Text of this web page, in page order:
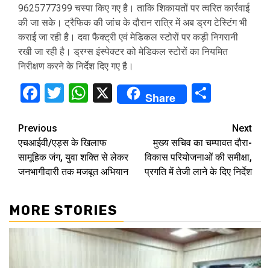
9625777399 चस्पा किए गए है। ताकि शिकायतों पर त्वरित कार्रवाई
की जा सके। ट्रैफिक की जांच के दौरान रात्रि में अब ड्रग टेस्टिंग भी
कराई जा रही है। दवा फैक्ट्री एवं मेडिकल स्टोरों पर कड़ी निगरानी
रखी जा रही है। ड्रग्स इंस्पेक्टर को मेडिकल स्टोरों का नियमित
निरीक्षण करने के निर्देश दिए गए है।
Facebook
TwitterWhatsApp
X Share
Continue
Reading
Previous
एचआईवी/एड्स के खिलाफ
सामूहिक जंग, युवा शक्ति से लेकर
जनभागीदारी तक मजबूत अभियान
Next
मुख्य सचिव का चम्पावत दौरा-
विकास परियोजनाओं की समीक्षा,
प्रगति में तेजी लाने के दिए निर्देश
MORE STORIES